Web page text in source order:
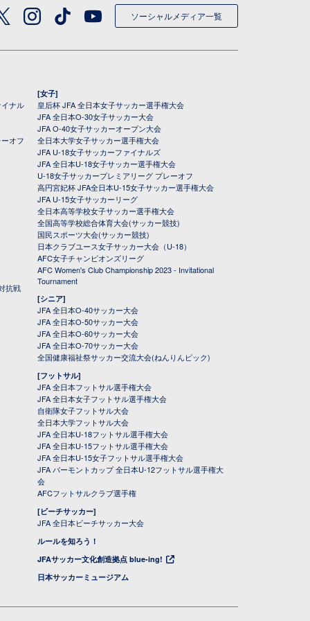
ソーシャルメディア一覧
ナル
オフ
抗戦
[女子]
皇后杯 JFA 全日本女子サッカー選手権大会
JFA 全日本O-30女子サッカー大会
JFA O-40女子サッカーオープン大会
全日本大学女子サッカー選手権大会
JFA U-18女子サッカーファイナルズ
JFA 全日本U-18女子サッカー選手権大会
U-18女子サッカープレミアリーグ プレーオフ
高円宮妃杯 JFA全日本U-15女子サッカー選手権大会
JFA U-15女子サッカーリーグ
全日本高等学校女子サッカー選手権大会
全国高等学校総合体育大会(サッカー競技)
国民スポーツ大会(サッカー競技)
日本クラブユース女子サッカー大会（U-18）
AFC女子チャンピオンズリーグ
AFC Women's Club Championship 2023 - Invitational
Tournament
[シニア]
JFA 全日本O-40サッカー大会
JFA 全日本O-50サッカー大会
JFA 全日本O-60サッカー大会
JFA 全日本O-70サッカー大会
全国健康福祉祭サッカー交流大会(ねんりんピック)
[フットサル]
JFA 全日本フットサル選手権大会
JFA 全日本女子フットサル選手権大会
自衛隊女子フットサル大会
全日本大学フットサル大会
JFA 全日本U-18フットサル選手権大会
JFA 全日本U-15フットサル選手権大会
JFA 全日本U-15女子フットサル選手権大会
JFA バーモントカップ 全日本U-12フットサル選手権大
会
AFCフットサルクラブ選手権
[ビーチサッカー]
JFA 全日本ビーチサッカー大会
ルールを知ろう！
JFAサッカー文化創造拠点 blue-ing!
日本サッカーミュージアム